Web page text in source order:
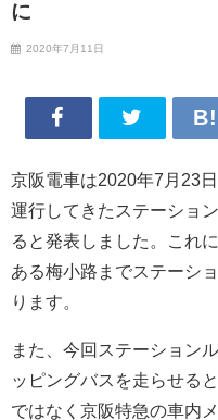
に
2020年7月11日
京阪電車は2020年7月23
運行してきたステーショ
ると発表しました。これ
ある梅小路までステーシ
ります。
また、今回ステーション
ッピングバスを走らせる
ではなく京阪特急の車内